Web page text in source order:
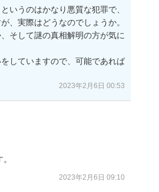
いうのはかなり悪質な犯罪で、
、実際はどうなのでしょうか。
そして謎の真相解明の方が気に
していますので、可能であれば
2023年2月6日 00:53
2023年2月6日 09:10